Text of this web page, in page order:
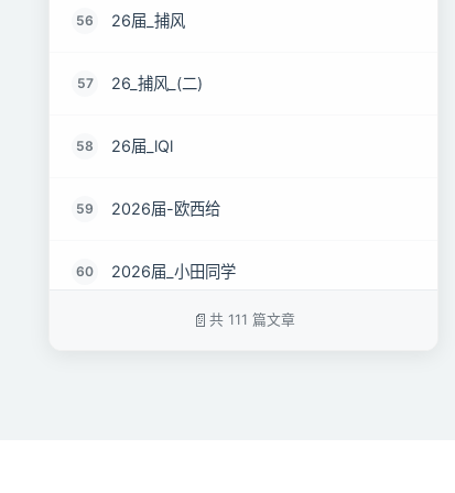
56 26届_捕风
57 26_捕风_(二)
58 26届_lQl
59 2026届-欧西给
60 2026届_小田同学
共 111 篇文章